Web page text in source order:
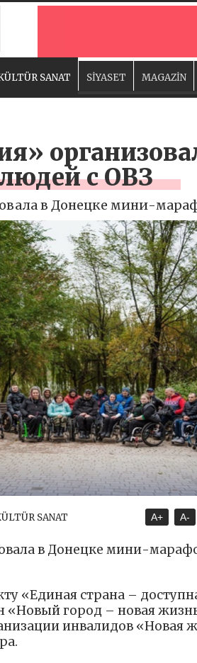
SANAT SİYASET MAGAZİN
с ОВЗ
в Донецке мини-
SANAT A+ A-
в Донецке мини-
«Единая страна –
город – новая
инвалидов «Новая